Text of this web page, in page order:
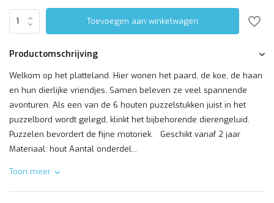
Toevoegen aan winkelwagen
Productomschrijving
Welkom op het platteland. Hier wonen het paard, de koe, de haan
en hun dierlijke vriendjes. Samen beleven ze veel spannende
avonturen. Als een van de 6 houten puzzelstukken juist in het
puzzelbord wordt gelegd, klinkt het bijbehorende dierengeluid.
Puzzelen bevordert de fijne motoriek. Geschikt vanaf 2 jaar
Materiaal: hout Aantal onderdel...
Toon meer